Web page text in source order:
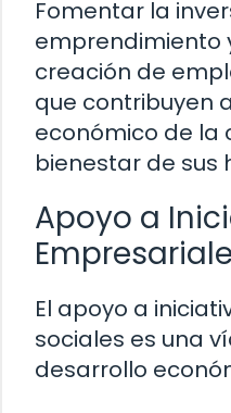
Fomentar la
emprendimiento
creación de
que contribuyen
económico de la
bienestar de sus
Apoyo a
El apoyo a
sociales es una
desarrollo